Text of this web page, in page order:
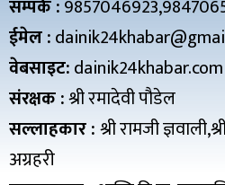
सम्पर्क :
ईमेल :
वेबसाइट:dainik24khabar.com
संरक्षक :श्री रमादेवी पौडेल
सल्लाहकार :श्री रामजी
अग्रहरी